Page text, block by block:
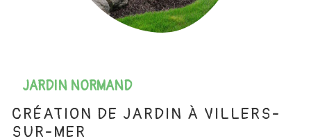
JARDIN NORMAND
CRÉATION DE JARDIN À VILLERS-
SUR-MER